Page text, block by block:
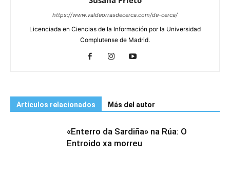
https://www.valdeorrasdecerca.com/de-cerca/
Licenciada en Ciencias de la Información por la Universidad
Complutense de Madrid.
Artículos relacionados Más del autor
«Enterro da Sardiña» na Rúa: O
Entroido xa morreu